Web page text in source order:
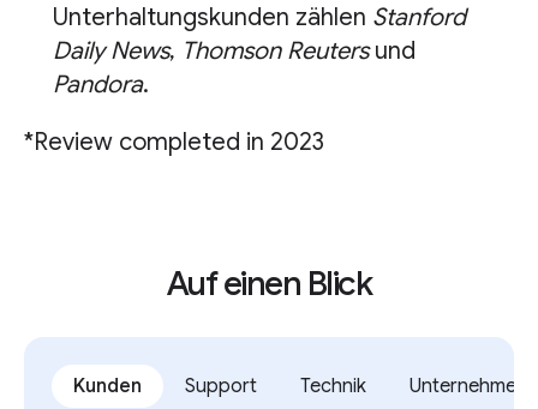
Unterhaltungskunden zählen Stanford
Daily News, Thomson Reutersund
Pandora.
*Review completed in 2023
Auf einen Blick
Kunden Support Technik Unternehmen